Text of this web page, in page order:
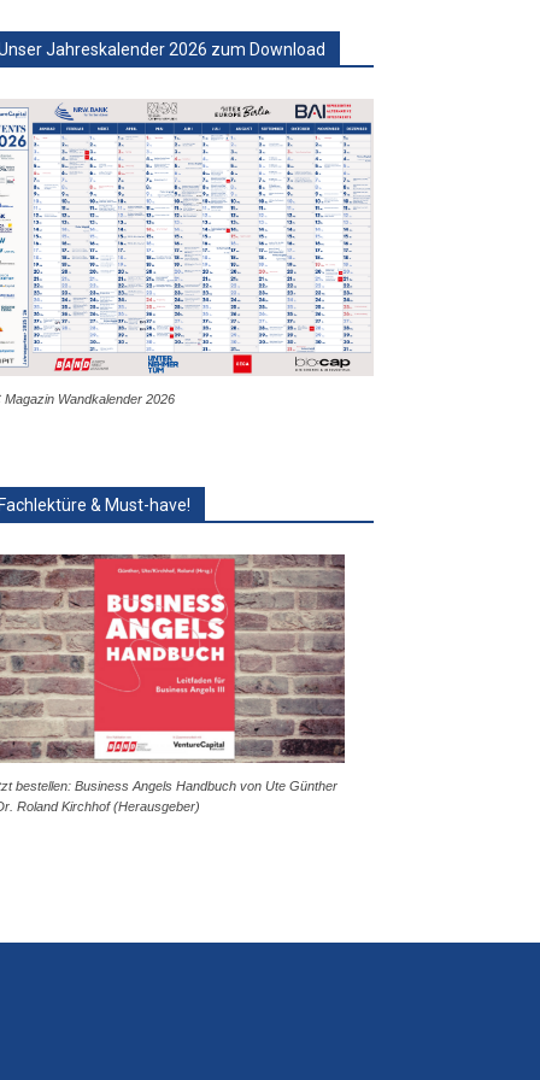
Jahreskalender 2026 zum Download
Magazin Wandkalender 2026
& Must-have!
bestellen: Business Angels Handbuch von Ute Günther
Roland Kirchhof (Herausgeber)